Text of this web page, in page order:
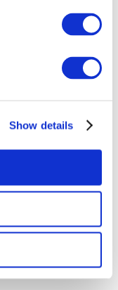
Show details